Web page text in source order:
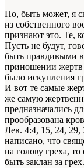
Но, быть может, я
из собственного
признают это. Те,
Пусть не будут,
быть правдивыми в
приношении жертв
было искупления
И вот те самые
же самую
предназначались
прообразована
Лев. 4:4, 15, 24, 29,
написано, что
на голову греха,
быть заклан за грех.